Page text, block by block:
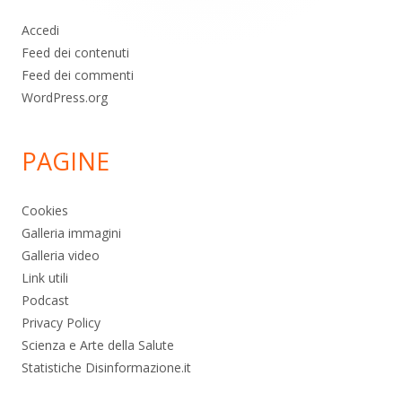
Accedi
Feed dei contenuti
Feed dei commenti
WordPress.org
PAGINE
Cookies
Galleria immagini
Galleria video
Link utili
Podcast
Privacy Policy
Scienza e Arte della Salute
Statistiche Disinformazione.it